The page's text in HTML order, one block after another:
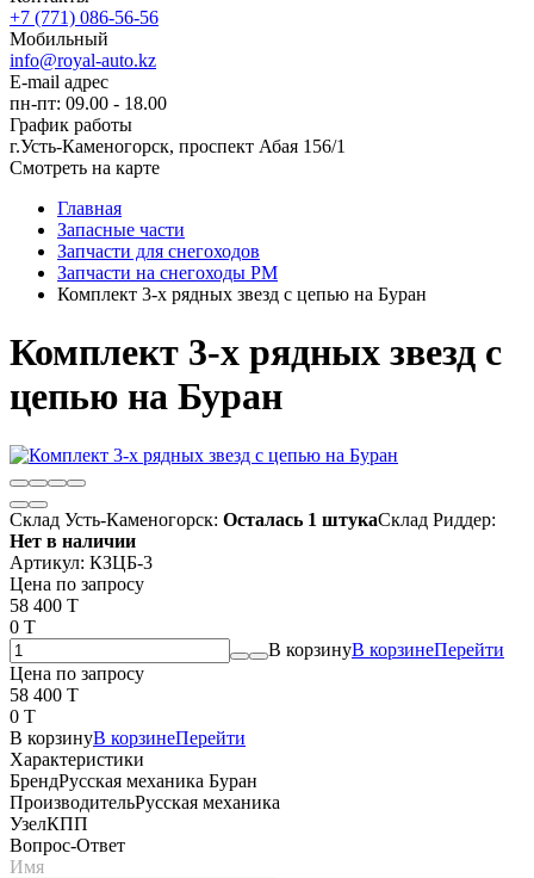
+7 (771) 086-56-56
Мобильный
info@royal-auto.kz
E-mail адрес
пн-пт: 09.00 - 18.00
График работы
г.Усть-Каменогорск, проспект Абая 156/1
Смотреть на карте
Главная
Запасные части
Запчасти для снегоходов
Запчасти на снегоходы РМ
Комплект 3-х рядных звезд с цепью на Буран
Комплект 3-х рядных звезд с
цепью на Буран
Склад Усть-Каменогорск: Осталась 1 штукаСклад Риддер:
Нет в наличии
Артикул: КЗЦБ-3
Цена по запросу
58 400 T
0 T
В корзинуВ корзинеПерейти
Цена по запросу
58 400 T
0 T
В корзинуВ корзинеПерейти
Характеристики
БрендРусская механика Буран
ПроизводительРусская механика
УзелКПП
Вопрос-Ответ
Имя